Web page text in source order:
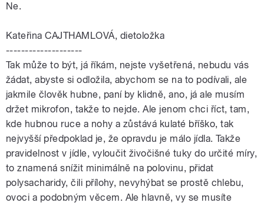
Ne.
Kateřina CAJTHAMLOVÁ, dietoložka
--------------------
Tak může to být, já říkám, nejste vyšetřená, nebudu vás
žádat, abyste si odložila, abychom se na to podívali, ale
jakmile člověk hubne, paní by klidně, ano, já ale musím
držet mikrofon, takže to nejde. Ale jenom chci říct, tam,
kde hubnou ruce a nohy a zůstává kulaté bříško, tak
nejvyšší předpoklad je, že opravdu je málo jídla. Takže
pravidelnost v jídle, vyloučit živočišné tuky do určité míry,
to znamená snížit minimálně na polovinu, přidat
polysacharidy, čili přílohy, nevyhýbat se prostě chlebu,
ovoci a podobným věcem. Ale hlavně, vy se musíte